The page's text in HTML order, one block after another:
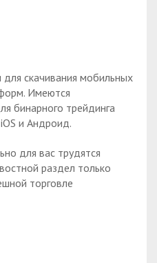
скачивания мобильных
Имеются
бинарного трейдинга
и Андроид.
для вас трудятся
раздел только
торговле